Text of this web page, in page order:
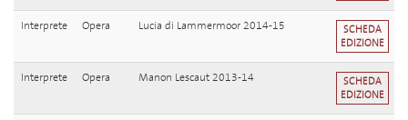
Interprete Opera Lucia di Lammermoor 2014-15
SCHEDA
EDIZIONE
Interprete Opera Manon Lescaut 2013-14
SCHEDA
EDIZIONE